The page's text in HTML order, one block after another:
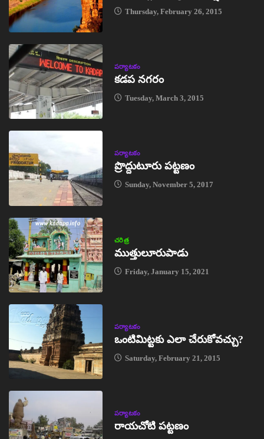
Thursday, February 26, 2015
పర్యాటకం
కడప నగరం
Tuesday, March 3, 2015
పర్యాటకం
ప్రొద్దుటూరు పట్టణం
Sunday, November 5, 2017
చరిత్ర
ముత్తులూరుపాడు
Friday, January 15, 2021
పర్యాటకం
ఒంటిమిట్టకు ఎలా చేరుకోవచ్చు?
Saturday, February 21, 2015
పర్యాటకం
రాయచోటి పట్టణం